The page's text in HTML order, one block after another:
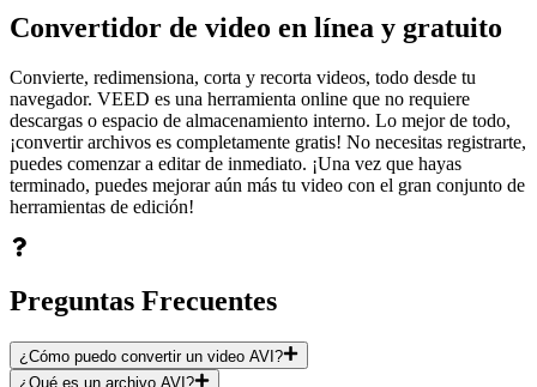
Convertidor de video en línea y gratuito
Convierte, redimensiona, corta y recorta videos, todo desde tu
navegador. VEED es una herramienta online que no requiere
descargas o espacio de almacenamiento interno. Lo mejor de todo,
¡convertir archivos es completamente gratis! No necesitas registrarte,
puedes comenzar a editar de inmediato. ¡Una vez que hayas
terminado, puedes mejorar aún más tu video con el gran conjunto de
herramientas de edición!
Preguntas Frecuentes
¿Cómo puedo convertir un video AVI?
¿Qué es un archivo AVI?